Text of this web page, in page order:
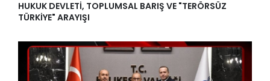
HUKUK DEVLETİ, TOPLUMSAL BARIŞ VE "TERÖRSÜZ
TÜRKİYE" ARAYIŞI